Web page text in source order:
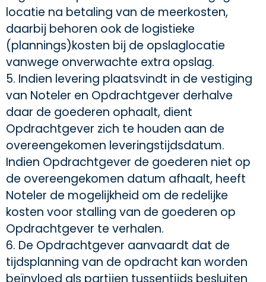
locatie na betaling van de meerkosten,
daarbij behoren ook de logistieke
(plannings)kosten bij de opslaglocatie
vanwege onverwachte extra opslag.
5. Indien levering plaatsvindt in de vestiging
van Noteler en Opdrachtgever derhalve
daar de goederen ophaalt, dient
Opdrachtgever zich te houden aan de
overeengekomen leveringstijdsdatum.
Indien Opdrachtgever de goederen niet op
de overeengekomen datum afhaalt, heeft
Noteler de mogelijkheid om de redelijke
kosten voor stalling van de goederen op
Opdrachtgever te verhalen.
6. De Opdrachtgever aanvaardt dat de
tijdsplanning van de opdracht kan worden
beïnvloed als partijen tussentijds besluiten